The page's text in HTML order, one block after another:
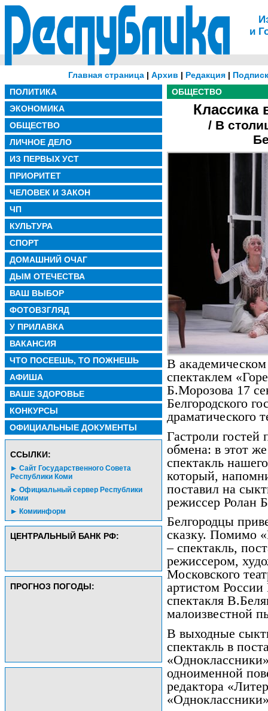
и
Главная страница| Архив | Редакция|
ПОЛИТИКА
ЭКОНОМИКА
ОБЩЕСТВО
ЛИЧНОЕ ДЕЛО
ИЗ ПЕРВЫХ УСТ
ПРИОРИТЕТ
ЧЕЛОВЕК И ЗАКОН
ЧП
КУЛЬТУРА
СПОРТ
ДОМАШНИЙ ОЧАГ
ДЫМ ОТЕЧЕСТВА
ВАШ ВЫБОР
ФОТОВЗГЛЯД
У ПРИЛАВКА
ВАКАНСИЯ
ЧТО ПОСЕЕШЬ, ТО ПОЖНЕШЬ
АФИША
ВАШЕ ЗДОРОВЬЕ
КОНКУРСЫ
ОФИЦИАЛЬНЫЕ ДОКУМЕНТЫ
CСЫЛКИ:
Сайт Государственного Совета
Республики Коми
Официальный сервер Республики
Коми
Комиинформ
ЦЕНТРАЛЬНЫЙ БАНК РФ:
ПРОГНОЗ ПОГОДЫ:
ОБЩЕСТВО
/ В
В
спектаклем
Б.Морозова 17
Белгородского
Гастроли гостей
обмена: в этот
спектакль
который,
поставил на
режиссер Ролан
Белгородцы
сказку. Помимо
– спектакль,
режиссером,
Московского
артистом
спектакля
малоизвестной
В выходные
спектакль в
одноименной
редактора